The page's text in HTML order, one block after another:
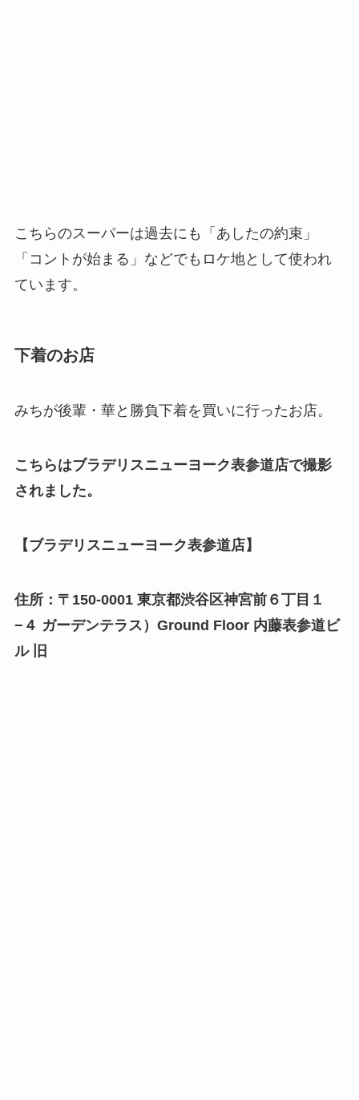
こちらのスーパーは過去にも「あしたの約束」
「コントが始まる」などでもロケ地として使われ
ています。
下着のお店
みちが後輩・華と勝負下着を買いに行ったお店。
こちらはブラデリスニューヨーク表参道店で撮影
されました。
【ブラデリスニューヨーク表参道店】
住所：〒150-0001 東京都渋谷区神宮前６丁目１
−４ ガーデンテラス）Ground Floor 内藤表参道ビ
ル 旧